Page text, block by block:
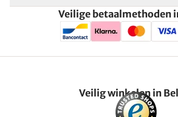
Veilige betaalmethoden
Veilig winkelen in